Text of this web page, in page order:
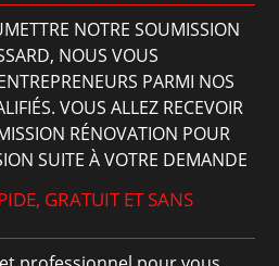
NOTRE SOUMISSION
NOUS VOUS
PARMI NOS
VOUS ALLEZ RECEVOIR
RÉNOVATION POUR
SUITE À VOTRE DEMANDE
GRATUIT ET SANS